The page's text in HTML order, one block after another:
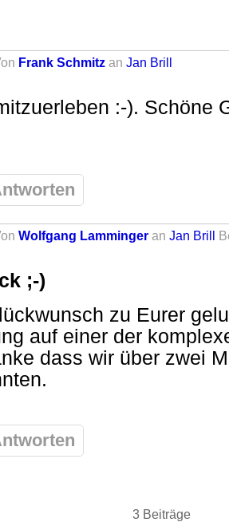
Frank Schmitz an Jan Brill
:-). Schöne
Wolfgang Lamminger an Jan Brill
;-)
zu Eurer
auf einer der
dass wir über zwei
3 Beiträge